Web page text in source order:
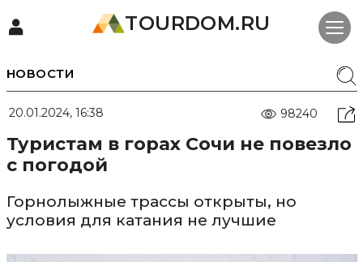
TOURDOM.RU
НОВОСТИ
20.01.2024, 16:38 98240
Туристам в горах Сочи не повезло
с погодой
Горнолыжные трассы открыты, но
условия для катания не лучшие